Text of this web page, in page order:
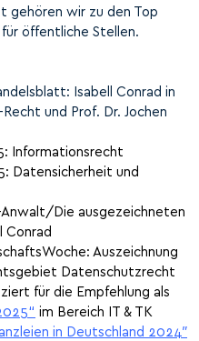
gehören wir zu den Top
öffentliche Stellen.
Isabell Conrad in
und Prof. Dr. Jochen
Informationsrecht
Datensicherheit und
Anwalt/Die ausgezeichneten
Conrad
Auszeichnung
Datenschutzrecht
für die Empfehlung als
im Bereich IT & TK
in Deutschland 2024″